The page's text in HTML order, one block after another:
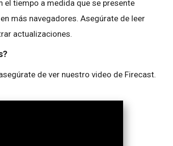
el tiempo a medida que se presente
más navegadores. Asegúrate de leer
actualizaciones.
de ver nuestro video de Firecast.